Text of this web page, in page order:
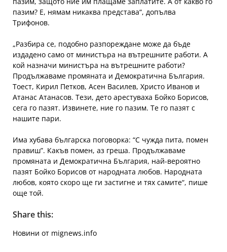
пазим? Е, нямам никаква представа“, допълва
Трифонов.
„Разбира се, подобно разпореждане може да бъде
издадено само от министъра на вътрешните работи. А
кой назначи министъра на вътрешните работи?
Продължаваме промяната и Демократична България.
Тоест, Кирил Петков, Асен Василев, Христо Иванов и
Атанас Атанасов. Тези, дето арестуваха Бойко Борисов,
сега го пазят. Извинете, ние го пазим. Те го пазят с
нашите пари.
Има хубава българска поговорка: “С чужда пита, помен
правиш”. Какъв помен, аз греша. Продължаваме
промяната и Демократична България, най-вероятно
пазят Бойко Борисов от народната любов. Народната
любов, която скоро ще ги застигне и тях самите“, пише
още той.
Share this:
Новини от mignews.info